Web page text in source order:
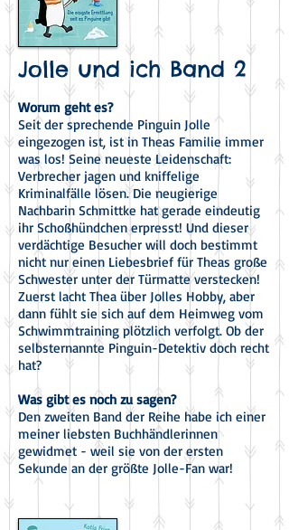
Jolle und ich Band 2
Worum geht es?
Seit der sprechende Pinguin Jolle
eingezogen ist, ist in Theas Familie immer
was los! Seine neueste Leidenschaft:
Verbrecher jagen und kniffelige
Kriminalfälle lösen. Die neugierige
Nachbarin Schmittke hat gerade eindeutig
ihr Schoßhündchen erpresst! Und dieser
verdächtige Besucher will doch bestimmt
nicht nur einen Liebesbrief für Theas große
Schwester unter der Türmatte verstecken!
Zuerst lacht Thea über Jolles Hobby, aber
dann fühlt sie sich auf dem Heimweg vom
Schwimm­training plötzlich verfolgt. Ob der
selbsternannte Pinguin-Detektiv doch recht
hat?
Was gibt es noch zu sagen?
Den zweiten Band der Reihe habe ich einer
meiner liebsten Buchhändlerinnen
gewidmet - weil sie von der ersten
Sekunde an der größte Jolle-Fan war!